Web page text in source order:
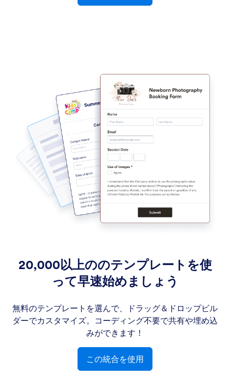
20,000以上ののテンプレートを使
って早速始めましょう
無料のテンプレートを選んで、ドラッグ＆ドロップビル
ダーでカスタマイズ。コーディング不要で共有や埋め込
みができます！
この統合を使用